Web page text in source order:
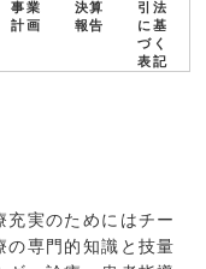
事業
計画
決算
報告
引法
に基
づく
表記
実のためにはチー
の専門的知識と技量